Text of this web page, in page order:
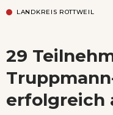
LANDKREIS ROTTWEIL
29
erfolgreich